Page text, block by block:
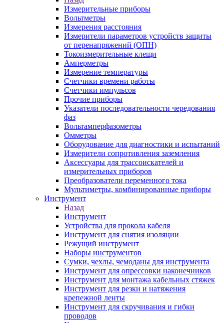
Измерительные приборы
Вольтметры
Измерения расстояния
Измерители параметров устройств защиты
от перенапряжений (ОПН)
Токоизмерительные клещи
Амперметры
Измерение температуры
Счетчики времени работы
Счетчики импульсов
Прочие приборы
Указатели последовательности чередования
фаз
Вольтамперфазометры
Омметры
Оборудование для диагностики и испытаний
Измерители сопротивления заземления
Аксессуары для трассоискателей и
измерительных приборов
Преобразователи переменного тока
Мультиметры, комбинированные приборы
Инструмент
Назад
Инструмент
Устройства для прокола кабеля
Инструмент для снятия изоляции
Режущий инструмент
Наборы инструментов
Сумки, чехлы, чемоданы для инструмента
Инструмент для опрессовки наконечников
Инструмент для монтажа кабельных стяжек
Инструмент для резки и натяжения
крепежной ленты
Инструмент для скручивания и гибки
проводов